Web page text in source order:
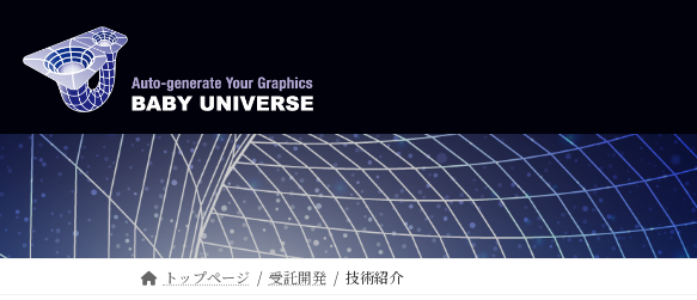
ツ
へ
ス
キ
ッ
シ
ョ
ン
に
移
トップページ 受託開発 技術紹介